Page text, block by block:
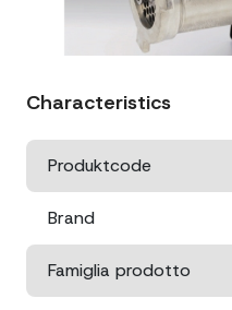
Characteristics
Produktcode
Brand
Famiglia prodotto